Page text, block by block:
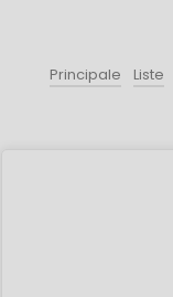
Principale Liste